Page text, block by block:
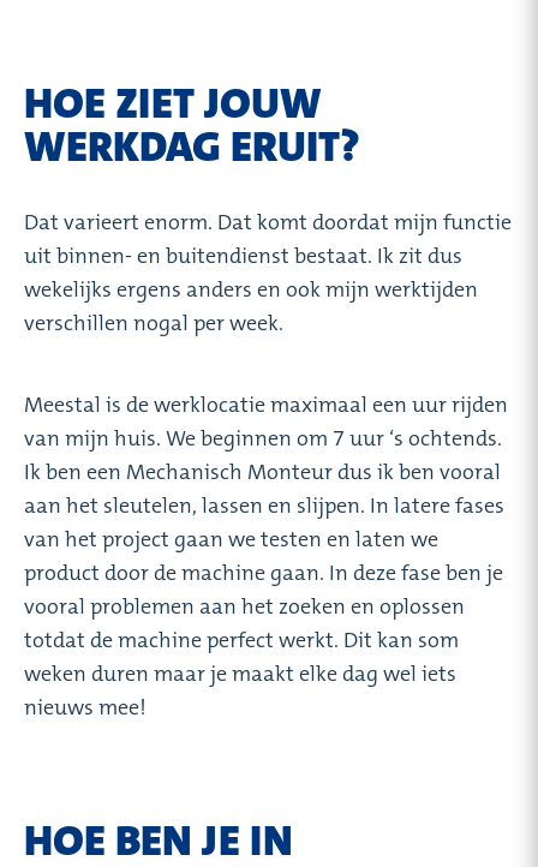
HOE ZIET JOUW
WERKDAG ERUIT?
Dat varieert enorm. Dat komt doordat mijn functie
uit binnen- en buitendienst bestaat. Ik zit dus
wekelijks ergens anders en ook mijn werktijden
verschillen nogal per week.
Meestal is de werklocatie maximaal een uur rijden
van mijn huis. We beginnen om 7 uur ‘s ochtends.
Ik ben een Mechanisch Monteur dus ik ben vooral
aan het sleutelen, lassen en slijpen. In latere fases
van het project gaan we testen en laten we
product door de machine gaan. In deze fase ben je
vooral problemen aan het zoeken en oplossen
totdat de machine perfect werkt. Dit kan som
weken duren maar je maakt elke dag wel iets
nieuws mee!
HOE BEN JE IN